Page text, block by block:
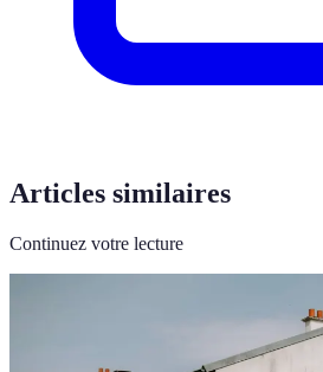
Articles similaires
Continuez votre lecture